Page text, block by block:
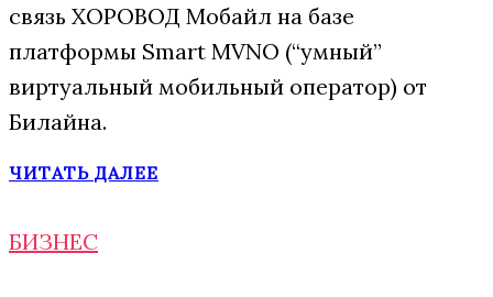
связь ХОРОВОД Мобайл на базе
платформы Smart MVNO (“умный”
виртуальный мобильный оператор) от
Билайна.
ЧИТАТЬ ДАЛЕЕ
БИЗНЕС